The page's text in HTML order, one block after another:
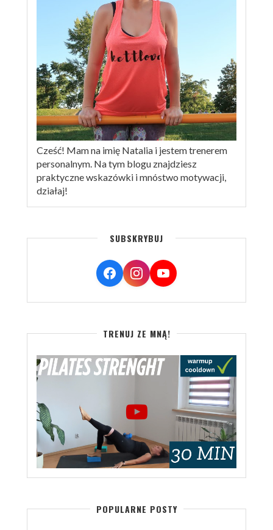
Cześć! Mam na imię Natalia i jestem trenerem
personalnym. Na tym blogu znajdziesz
praktyczne wskazówki i mnóstwo motywacji,
działaj!
SUBSKRYBUJ
TRENUJ ZE MNĄ!
POPULARNE POSTY